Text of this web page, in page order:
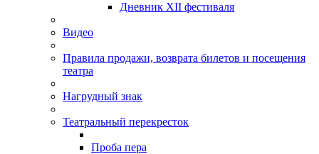
Дневник XII фестиваля
Видео
Правила продажи, возврата билетов и посещения
театра
Нагрудный знак
Театральный перекресток
Проба пера